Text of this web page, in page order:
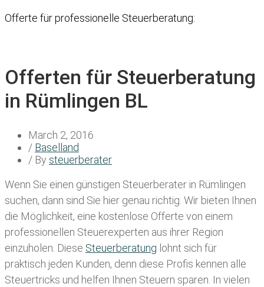
Offerte für professionelle Steuerberatung:
Offerten für Steuerberatung
in Rümlingen BL
March 2, 2016
/ Baselland
/ By steuerberater
Wenn Sie einen günstigen Steuerberater in Rümlingen
suchen, dann sind Sie hier genau richtig. Wir bieten Ihnen
die Möglichkeit, eine kostenlose Offerte von einem
professionellen Steuerexperten aus ihrer Region
einzuholen. Diese Steuerberatung lohnt sich für
praktisch jeden Kunden, denn diese Profis kennen alle
Steuertricks und helfen Ihnen Steuern sparen. In vielen